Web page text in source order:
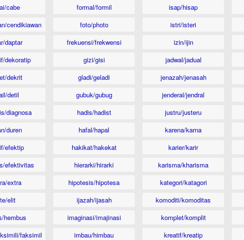
cabe
cendikiawan
daptar
dekoratip
dekrit
detil
diagnosa
duren
efektip
efektivitas
extra
elit
hembus
faksimil
formal/formil
foto/photo
frekuensi/frekwensi
gizi/gisi
gladi/geladi
gubuk/gubug
hadis/hadist
hafal/hapal
hakikat/hakekat
hierarki/hirarki
hipotesis/hipotesa
ijazah/ijasah
imaginasi/imajinasi
imbau/himbau
isap/hisap
istri/isteri
izin/ijin
jadwal/jadual
jenazah/jenasah
jenderal/jendral
justru/justeru
karena/karna
karier/karir
karisma/kharisma
kategori/katagori
komoditi/komoditas
komplet/komplit
kreatif/kreatip